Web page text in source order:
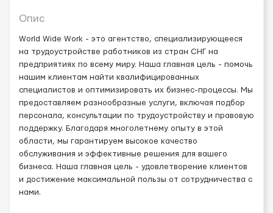
Опис
World Wide Work - это агентство, специализирующееся
на трудоустройстве работников из стран СНГ на
предприятиях по всему миру. Наша главная цель - помочь
нашим клиентам найти квалифицированных
специалистов и оптимизировать их бизнес-процессы. Мы
предоставляем разнообразные услуги, включая подбор
персонала, консультации по трудоустройству и правовую
поддержку. Благодаря многолетнему опыту в этой
области, мы гарантируем высокое качество
обслуживания и эффективные решения для вашего
бизнеса. Наша главная цель - удовлетворение клиентов
и достижение максимальной пользы от сотрудничества с
нами.